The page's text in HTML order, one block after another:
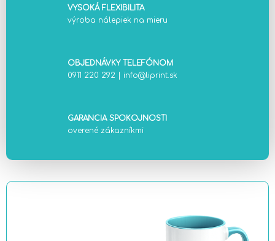
VYSOKÁ FLEXIBILITA
výroba nálepiek na mieru
OBJEDNÁVKY TELEFÓNOM
0911 220 292
info@liprint.sk
GARANCIA SPOKOJNOSTI
overené zákazníkmi